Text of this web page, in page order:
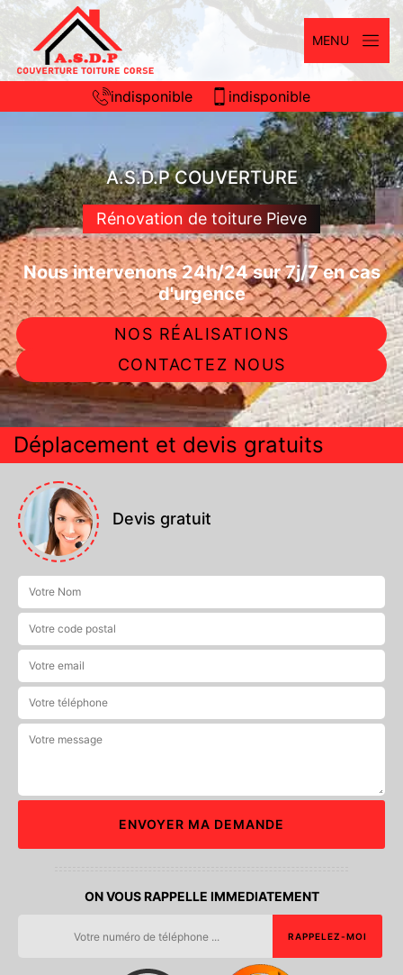
MENU
indisponible indisponible
A.S.D.P COUVERTURE
Rénovation de toiture Pieve
Nous intervenons 24h/24 sur 7j/7 en cas
d'urgence
NOS RÉALISATIONS
CONTACTEZ NOUS
Déplacement et devis gratuits
Devis gratuit
ON VOUS RAPPELLE IMMEDIATEMENT